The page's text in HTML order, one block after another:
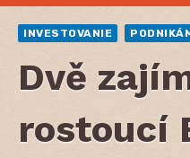
INVESTOVANIE
Dvě
rostoucí